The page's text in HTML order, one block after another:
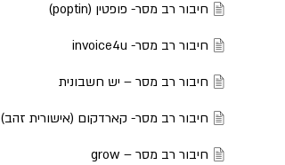
חיבור רב מסר- פופטין (poptin)
חיבור רב מסר- invoice4u
חיבור רב מסר – יש חשבונית
חיבור רב מסר- קארדקום (אישורית זהב)
חיבור רב מסר – grow